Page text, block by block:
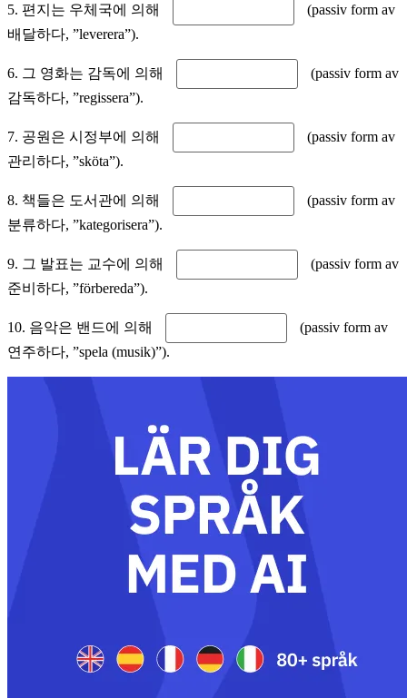
5. 편지는 우체국에 의해
(passiv form av
배달하다, ”leverera”).
6. 그 영화는 감독에 의해
(passiv form av
감독하다, ”regissera”).
7. 공원은 시정부에 의해
(passiv form av
관리하다, ”sköta”).
8. 책들은 도서관에 의해
(passiv form av
분류하다, ”kategorisera”).
9. 그 발표는 교수에 의해
(passiv form av
준비하다, ”förbereda”).
10. 음악은 밴드에 의해
(passiv form av
연주하다, ”spela (musik)”).